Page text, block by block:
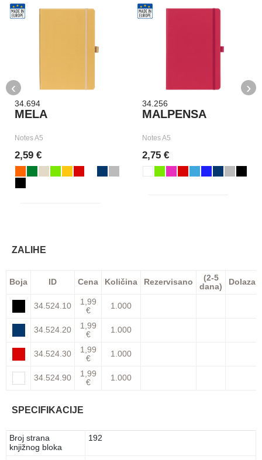
34.694
MELA
Notes A5
2,59 €
34.256
MALPENSA
Notes A5
2,75 €
‹ ›
ZALIHE
Boja ID Cena Količina Rezervisano
(2-5
dana)
Dolazak
34.524.10
1,99
€
1.000
34.524.20
1,99
€
1.000
34.524.30
1,99
€
1.000
34.524.90
1,99
€
1.000
SPECIFIKACIJE
Broj strana
knjižnog bloka
192